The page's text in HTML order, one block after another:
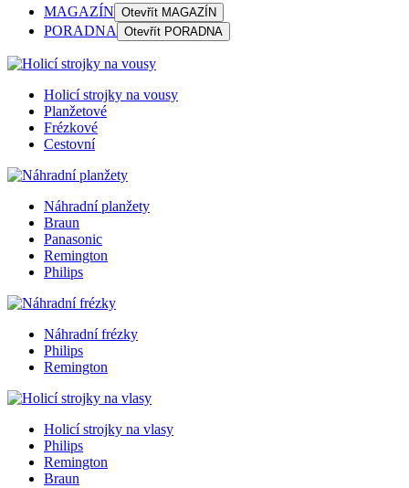
MAGAZÍN Otevřít MAGAZÍN
PORADNA Otevřít PORADNA
Holicí strojky na vousy
Planžetové
Frézkové
Cestovní
Náhradní planžety
Braun
Panasonic
Remington
Philips
Náhradní frézky
Philips
Remington
Holicí strojky na vlasy
Philips
Remington
Braun